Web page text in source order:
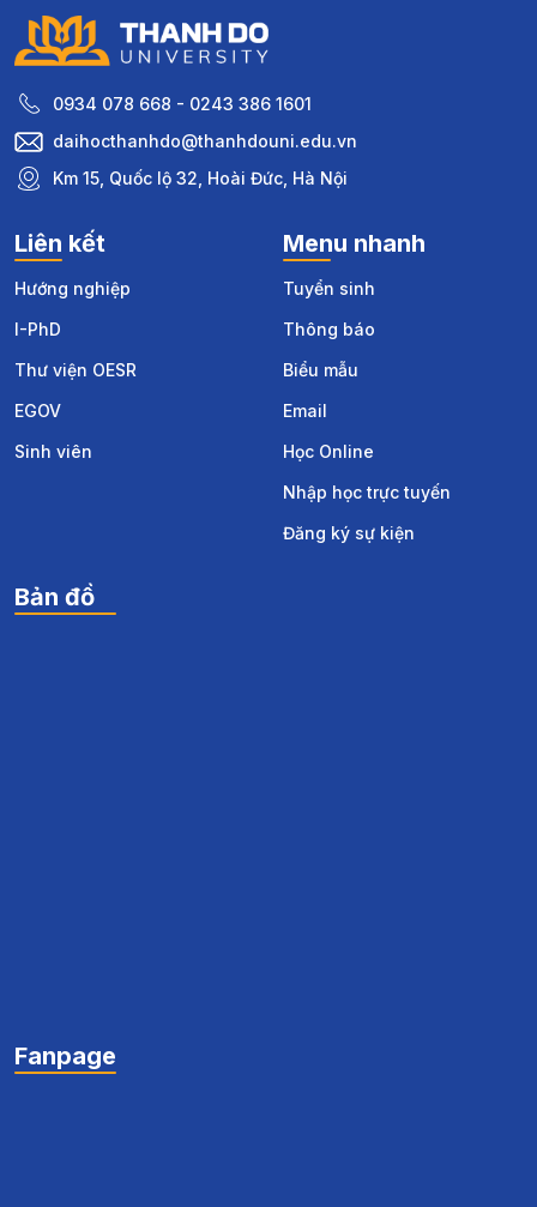
0934 078 668 - 0243 386 1601
daihocthanhdo@thanhdouni.edu.vn
Km 15, Quốc lộ 32, Hoài Đức, Hà Nội
Liên kết
Hướng nghiệp
I-PhD
Thư viện OESR
EGOV
Sinh viên
Menu nhanh
Tuyển sinh
Thông báo
Biểu mẫu
Email
Học Online
Nhập học trực tuyến
Đăng ký sự kiện
Bản đồ
Fanpage